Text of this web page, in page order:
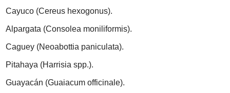
Cayuco (Cereus hexogonus).
Alpargata (Consolea moniliformis).
Caguey (Neoabottia paniculata).
Pitahaya (Harrisia spp.).
Guayacán (Guaiacum officinale).